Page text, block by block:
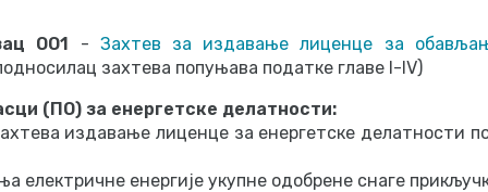
ОО1 - Захтев за издавање лиценце за
захтева попуњава податке главе I-IV)
(ПО) за енергетске делатности:
издавање лиценце за енергетске делатности
електричне енергије укупне одобрене снаге